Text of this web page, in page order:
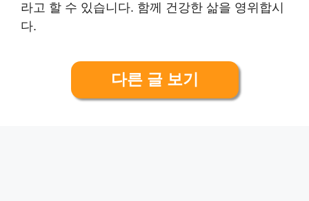
라고 할 수 있습니다. 함께 건강한 삶을 영위합시
다.
다른 글 보기